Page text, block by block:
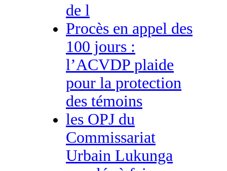
de l
Procès en appel des
100 jours :
l’ACVDP plaide
pour la protection
des témoins
les OPJ du
Commissariat
Urbain Lukunga